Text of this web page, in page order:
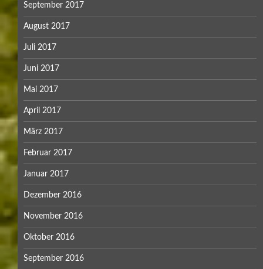
September 2017
August 2017
Juli 2017
Juni 2017
Mai 2017
April 2017
März 2017
Februar 2017
Januar 2017
Dezember 2016
November 2016
Oktober 2016
September 2016